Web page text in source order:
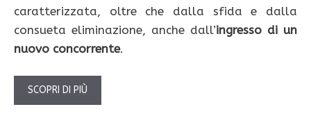
caratterizzata, oltre che dalla sfida e dalla
consueta eliminazione, anche dall’ingresso di un
nuovo concorrente.
SCOPRI DI PIÙ